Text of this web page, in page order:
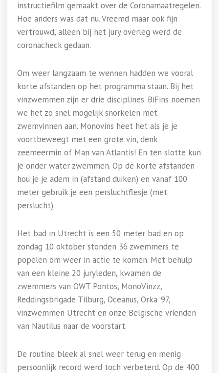
instructiefilm gemaakt over de Coronamaatregelen.
Hoe anders was dat nu. Vreemd maar ook fijn
vertrouwd, alleen bij het jury overleg werd de
coronacheck gedaan.
Om weer langzaam te wennen hadden we vooral
korte afstanden op het programma staan. Bij het
vinzwemmen zijn er drie disciplines. BiFins noemen
we het zo snel mogelijk snorkelen met
zwemvinnen aan. Monovins heet het als je je
voortbeweegt met een grote vin, denk
zeemeermin of Man van Atlantis! En ten slotte kun
je onder water zwemmen. Op de korte afstanden
hou je je adem in (afstand duiken) en vanaf 100
meter gebruik je een persluchtflesje (met
perslucht).
Het bad in Utrecht is een 50 meter bad en op
zondag 10 oktober stonden 36 zwemmers te
popelen om weer in actie te komen. Met behulp
van een kleine 20 juryleden, kwamen de
zwemmers van OWT Pontos, MonoVinzz,
Reddingsbrigade Tilburg, Oceanus, Orka ‘97,
vinzwemmen Utrecht en onze Belgische vrienden
van Nautilus naar de voorstart.
De routine bleek al snel weer terug en menig
persoonlijk record werd toch verbeterd. Op de 400